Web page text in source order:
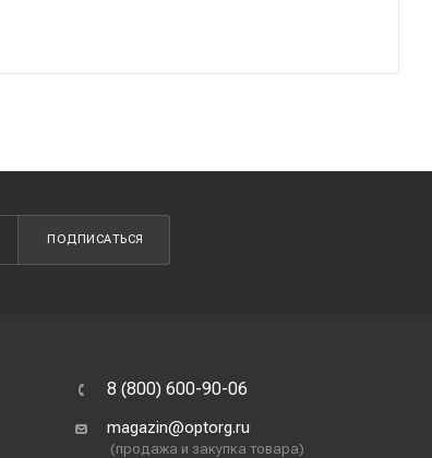
ПОДПИСАТЬСЯ
8 (800) 600-90-06
magazin@optorg.ru
(продажа и закупка товара)